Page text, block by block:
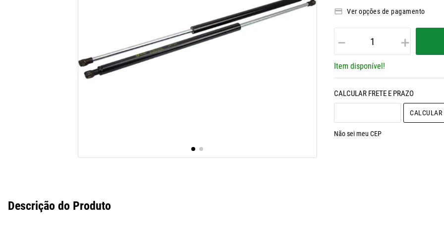
Ver opções de pagamento
＋
－
Item disponível!
Não sei meu CEP
Descrição do Produto